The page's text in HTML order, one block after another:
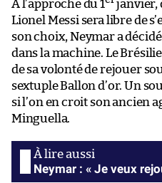
À l’approche du 1
janvier,
Lionel Messi sera libre de
son choix, Neymar a
dans la machine. Le
de sa volonté de rejouer
sextuple Ballon d’or. Un
si l’on en croit son ancien
Minguella.
Neymar : « Je veux